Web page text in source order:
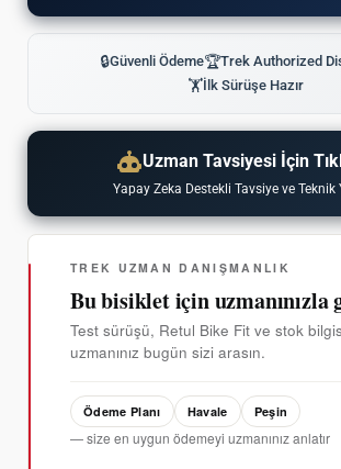
🔒Güvenli Ödeme🏆Trek Authorized
🏋İlk Sürüşe Hazır
Uzman Tavsiyesi İçin
Yapay Zeka Destekli Tavsiye ve Teknik
TREK UZMAN DANIŞMANLIK
Bu bisiklet için uzmanınızla
Test sürüşü, Retul Bike Fit ve stok
uzmanınız bugün sizi arasın.
Ödeme Planı Havale Peşin
— size en uygun ödemeyi uzmanınız anlatır